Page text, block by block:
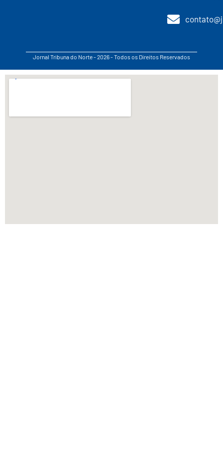
Jornal Tribuna do Norte - 2026 - Todos os Direitos Reservados